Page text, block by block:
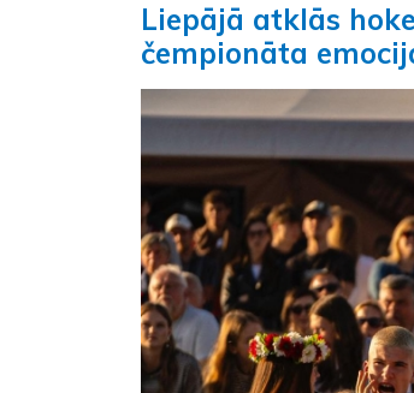
Liepājā atklās
čempionāta